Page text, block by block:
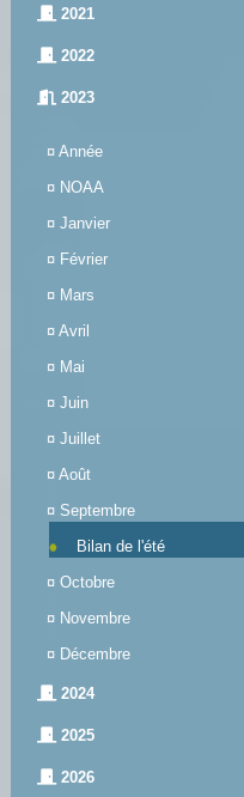
2021
2022
2023
¤ Année
¤ NOAA
¤ Janvier
¤ Février
¤ Mars
¤ Avril
¤ Mai
¤ Juin
¤ Juillet
¤ Août
¤ Septembre
Bilan de l'été
¤ Octobre
¤ Novembre
¤ Décembre
2024
2025
2026